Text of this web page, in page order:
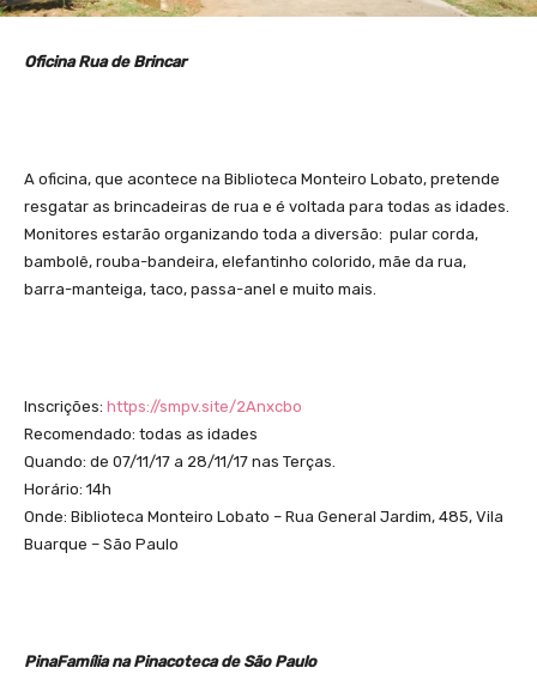
Oficina Rua de Brincar
A oficina, que acontece na Biblioteca Monteiro Lobato, pretende
resgatar as brincadeiras de rua e é voltada para todas as idades.
Monitores estarão organizando toda a diversão: pular corda,
bambolê, rouba-bandeira, elefantinho colorido, mãe da rua,
barra-manteiga, taco, passa-anel e muito mais.
Inscrições: https://smpv.site/2Anxcbo
Recomendado: todas as idades
Quando: de 07/11/17 a 28/11/17 nas Terças.
Horário: 14h
Onde: Biblioteca Monteiro Lobato – Rua General Jardim, 485, Vila
Buarque – São Paulo
PinaFamília na Pinacoteca de São Paulo